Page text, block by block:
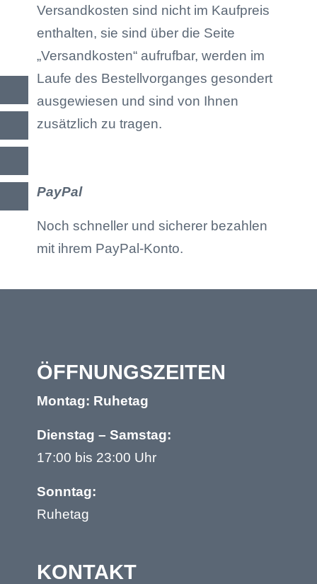
Versandkosten sind nicht im Kaufpreis
enthalten, sie sind über die Seite
„Versandkosten“ aufrufbar, werden im
Laufe des Bestellvorganges gesondert
ausgewiesen und sind von Ihnen
zusätzlich zu tragen.
PayPal
Noch schneller und sicherer bezahlen
mit ihrem PayPal-Konto.
ÖFFNUNGS­ZEITEN
Montag: Ruhetag
Dienstag – Samstag:
17:00 bis 23:00 Uhr
Sonntag:
Ruhetag
KONTAKT